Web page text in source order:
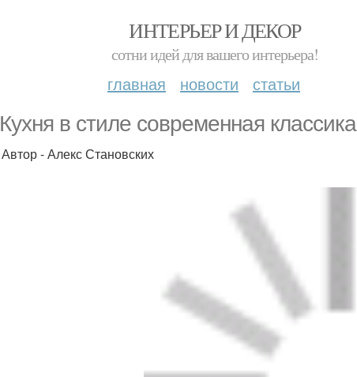
ИНТЕРЬЕР И ДЕКОР
сотни идей для вашего интерьера!
главная новости статьи
Кухня в стиле современная классика
Автор - Алекс Становских